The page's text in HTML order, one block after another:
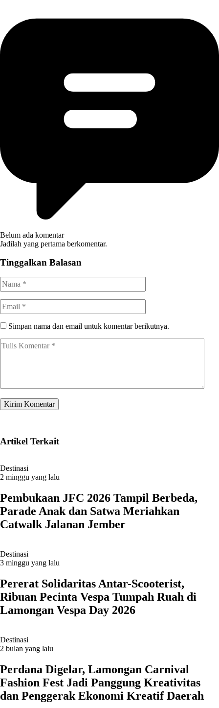
Belum ada komentar
Jadilah yang pertama berkomentar.
Tinggalkan Balasan
Simpan nama dan email untuk komentar berikutnya.
Artikel Terkait
Destinasi
2 minggu yang lalu
Pembukaan JFC 2026 Tampil Berbeda,
Parade Anak dan Satwa Meriahkan
Catwalk Jalanan Jember
Destinasi
3 minggu yang lalu
Pererat Solidaritas Antar-Scooterist,
Ribuan Pecinta Vespa Tumpah Ruah di
Lamongan Vespa Day 2026
Destinasi
2 bulan yang lalu
Perdana Digelar, Lamongan Carnival
Fashion Fest Jadi Panggung Kreativitas
dan Penggerak Ekonomi Kreatif Daerah